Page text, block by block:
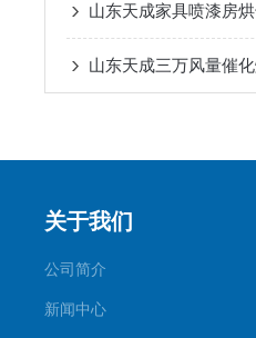
山东天成家具喷漆房
山东天成三万风量催
关于我们
公司简介
新闻中心